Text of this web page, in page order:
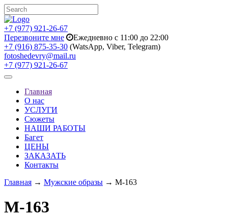
+7 (977) 921-26-67
Перезвоните мне
Ежедневно с 11:00 до 22:00
+7 (916) 875-35-30 (WatsApp, Viber, Telegram)
fotoshedevry@mail.ru
+7 (977) 921-26-67
Toggle
navigationГлавная
О нас
УСЛУГИ
Сюжеты
НАШИ РАБОТЫ
Багет
ЦЕНЫ
ЗАКАЗАТЬ
Контакты
Главная → Мужские образы → M-163
M-163